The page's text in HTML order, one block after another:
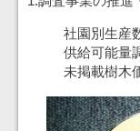
社園別生産
供給可能量
未掲載樹木